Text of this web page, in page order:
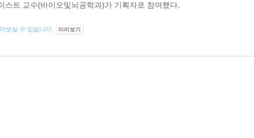
스트 교수(바이오및뇌공학과)가 기획자로 참여했다.
보실 수 있습니다. 미리보기